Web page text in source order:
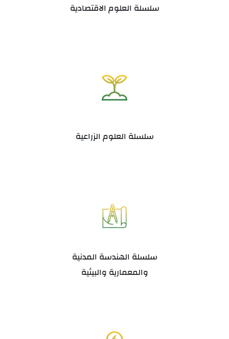
سلسلة العلوم الاقتصادية
سلسلة العلوم الزراعية
سلسلة الهندسة المدنية
والمعمارية والبيئية